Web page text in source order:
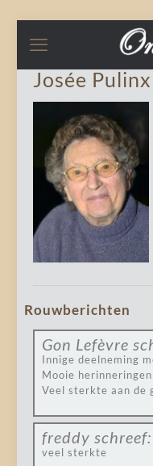
Josée Pulinx
Rouwberichten
Gon Lefèvre
Innige deelneming
Mooie
Veel sterkte aan de
freddy schreef:
veel sterkte